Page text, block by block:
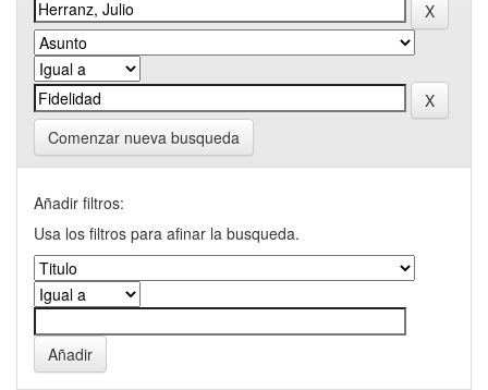
Comenzar nueva busqueda
Añadir filtros:
Usa los filtros para afinar la busqueda.